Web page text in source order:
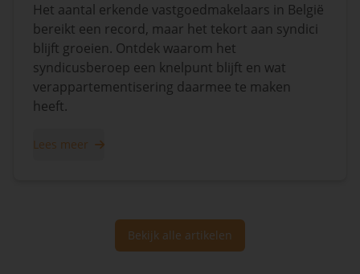
Het aantal erkende vastgoedmakelaars in België
bereikt een record, maar het tekort aan syndici
blijft groeien. Ontdek waarom het
syndicusberoep een knelpunt blijft en wat
verappartementisering daarmee te maken
heeft.
Lees meer
Bekijk alle artikelen